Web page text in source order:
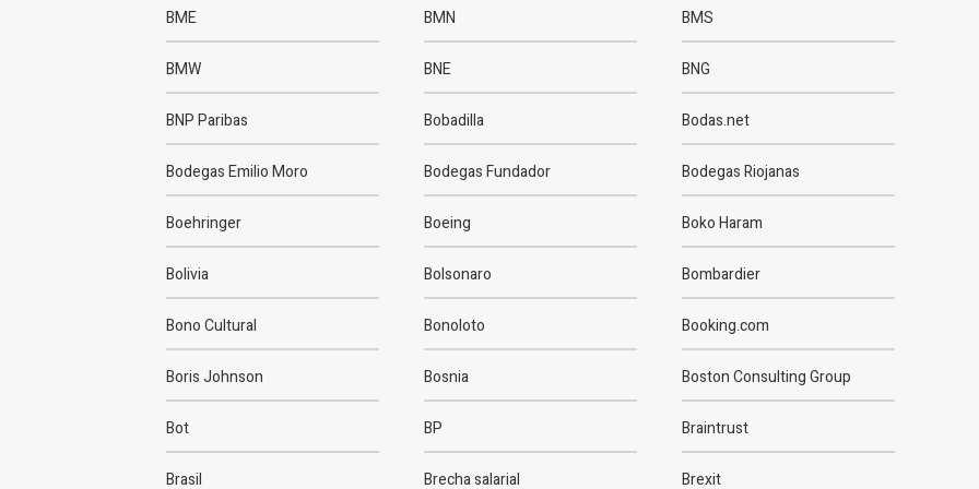
BME BMN BMS
BMW BNE BNG
BNP Paribas Bobadilla Bodas.net
Bodegas Emilio Moro Bodegas Fundador Bodegas Riojanas
Boehringer Boeing Boko Haram
Bolivia Bolsonaro Bombardier
Bono Cultural Bonoloto Booking.com
Boris Johnson Bosnia Boston Consulting Group
Bot BP Braintrust
Brasil Brecha salarial Brexit